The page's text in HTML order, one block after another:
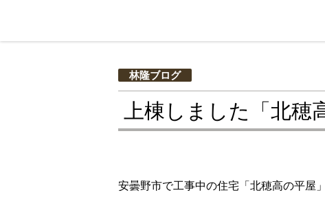
林隆ブログ
上棟しました「北穂
安曇野市で工事中の住宅「北穂高の平屋」